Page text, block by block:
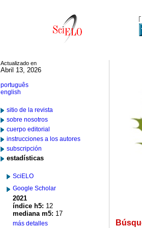
Actualizado en
Abril 13, 2026
português
english
sitio de la revista
sobre nosotros
cuerpo editorial
instrucciones a los autores
subscripción
estadísticas
SciELO
Google Scholar
2021
índice h5: 12
mediana m5: 17
más detalles